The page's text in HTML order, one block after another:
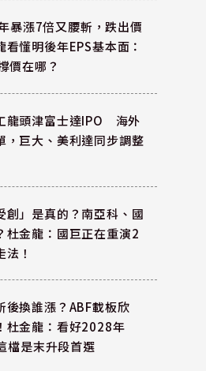
暴漲7倍又腰斬，跌出價
懂明後年EPS基本面：
價在哪？
龍頭津富士達IPO 海外
，巨大、美利達同步調整
創」是真的？南亞科、國
杜金龍：國巨正在重演2
！
後換誰漲？ABF載板欣
杜金龍：看好2028年
檔是末升段首選